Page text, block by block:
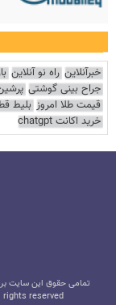
خبرآنلاین راه نو آنلاین
جراح بینی گوشتی
قیمت طلا امروز بلیط
خرید اکانت chatgpt
تمامی حقوق این سایت
rights reserved